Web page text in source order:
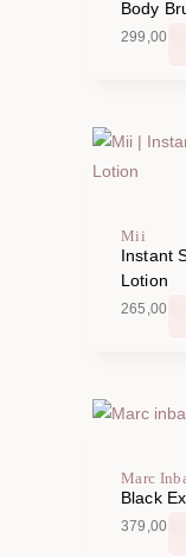
Body
299,00
Mii
Instant
Lotion
265,00
Marc
Black
379,00